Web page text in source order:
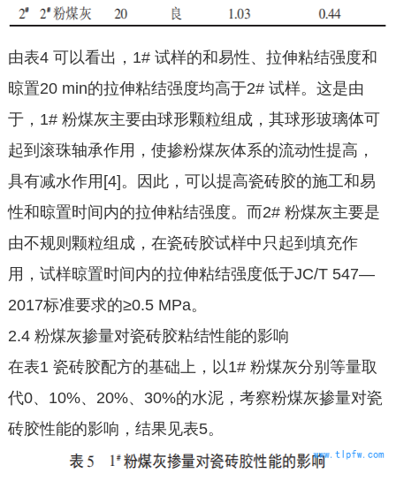
由表4 可以看出，1# 试样的和易性、拉伸粘结强度和
晾置20 min的拉伸粘结强度均高于2# 试样。这是由
于，1# 粉煤灰主要由球形颗粒组成，其球形玻璃体可
起到滚珠轴承作用，使掺粉煤灰体系的流动性提高，
具有减水作用[4]。因此，可以提高瓷砖胶的施工和易
性和晾置时间内的拉伸粘结强度。而2# 粉煤灰主要是
由不规则颗粒组成，在瓷砖胶试样中只起到填充作
用，试样晾置时间内的拉伸粘结强度低于JC/T 547—
2017标准要求的≥0.5 MPa。
2.4 粉煤灰掺量对瓷砖胶粘结性能的影响
在表1 瓷砖胶配方的基础上，以1# 粉煤灰分别等量取
代0、10%、20%、30%的水泥，考察粉煤灰掺量对瓷
砖胶性能的影响，结果见表5。